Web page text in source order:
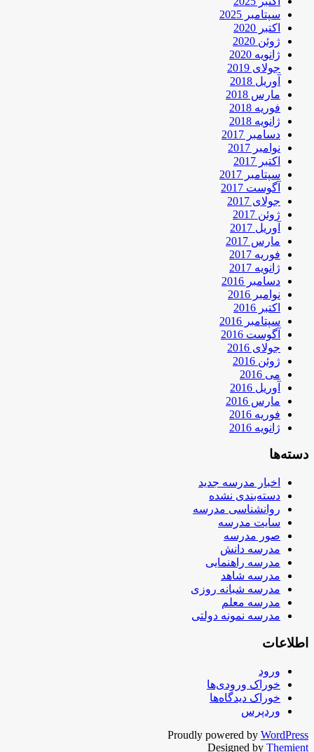
سپتامبر 2025
اکتبر 2020
ژوئن 2020
ژانویه 2020
جولای 2019
آوریل 2018
مارس 2018
فوریه 2018
ژانویه 2018
دسامبر 2017
نوامبر 2017
اکتبر 2017
سپتامبر 2017
آگوست 2017
جولای 2017
ژوئن 2017
آوریل 2017
مارس 2017
فوریه 2017
ژانویه 2017
دسامبر 2016
نوامبر 2016
اکتبر 2016
سپتامبر 2016
آگوست 2016
جولای 2016
ژوئن 2016
می 2016
آوریل 2016
مارس 2016
فوریه 2016
ژانویه 2016
دسته‌ها
اخبار مدرسه جدید
دسته‌بندی نشده
روانشناسی مدرسه
سایت مدرسه
صور مدرسه
مدرسه دانش
مدرسه راهنمایی
مدرسه شاهد
مدرسه شبانه روزی
مدرسه معلم
مدرسه نمونه دولتی
اطلاعات
ورود
خوراک ورودی‌ها
خوراک دیدگاه‌ها
وردپرس
Proudly powered by WordPress
Designed by Themient